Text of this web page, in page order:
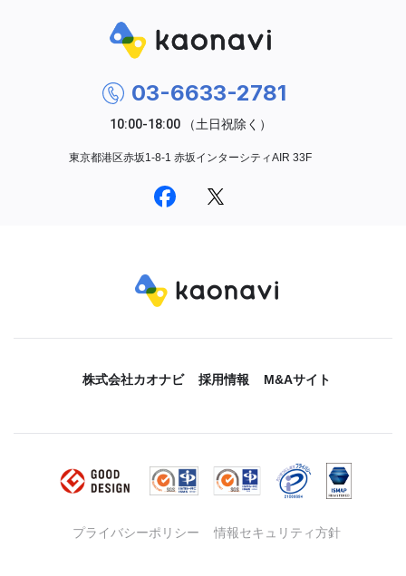
03-6633-2781
東京都港区赤坂1-8-1 赤坂インターシティAIR 33F
株式会社カオナビ 採用情報 M&Aサイト
プライバシーポリシー 情報セキュリティ方針